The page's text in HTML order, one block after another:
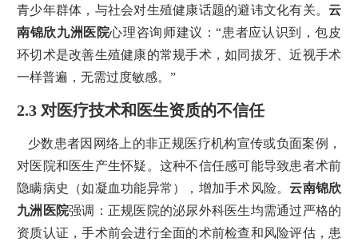
青少年群体，与社会对生殖健康话题的避讳文化有关。 云
南锦欣九洲医院心理咨询师建议：“患者应认识到，包皮
环切术是改善生殖健康的常规手术，如同拔牙、近视手术
一样普遍，无需过度敏感。”
2.3 对医疗技术和医生资质的不信任
少数患者因网络上的非正规医疗机构宣传或负面案例，
对医院和医生产生怀疑。这种不信任感可能导致患者术前
隐瞒病史（如凝血功能异常），增加手术风险。云南锦欣
九洲医院强调：正规医院的泌尿外科医生均需通过严格的
资质认证，手术前会进行全面的术前检查和风险评估，患